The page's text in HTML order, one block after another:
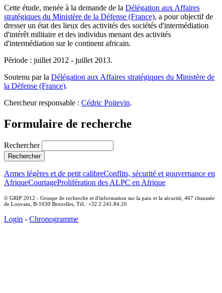
Cette étude, menée à la demande de la Délégation aux Affaires
stratégiques du Ministère de la Défense (France), a pour objectif de
dresser un état des lieux des activités des sociétés d'intermédiation
d'intérêt militaire et des individus menant des activités
d'intermédiation sur le continent africain.
Période : juillet 2012 - juillet 2013.
Soutenu par la Délégation aux Affaires stratégiques du Ministère de
la Défense (France).
Chercheur responsable : Cédric Poitevin.
Formulaire de recherche
Rechercher
Armes légères et de petit calibreConflits, sécurité et gouvernance en
AfriqueCourtageProlifération des ALPC en Afrique
© GRIP 2012 - Groupe de recherche et d'information sur la paix et la sécurité, 467 chaussée
de Louvain, B-1030 Bruxelles, Tél.: +32.2.241.84.20
Login - Chronogramme